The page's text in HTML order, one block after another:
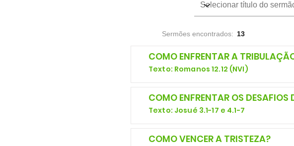
Sermões encontrados: 13
COMO ENFRENTAR A
Texto: Romanos 12.12 (NVI)
COMO ENFRENTAR OS DESAFIOS
Texto: Josué 3.1-17 e 4.1-7
COMO VENCER A TRISTEZA?